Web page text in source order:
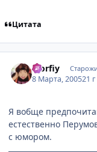
Цитата
Morfiy
8 Марта, 200521 г
Я вобще
естественно
с юмором.